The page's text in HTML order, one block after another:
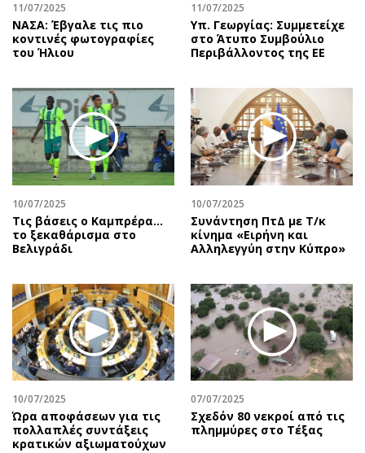
11/07/2025
ΝΑΣΑ: Έβγαλε τις πιο
κοντινές φωτογραφίες
του Ήλιου
11/07/2025
Υπ. Γεωργίας: Συμμετείχε
στο Άτυπο Συμβούλιο
Περιβάλλοντος της ΕΕ
10/07/2025
Τις βάσεις ο Καμπρέρα…
το ξεκαθάρισμα στο
Βελιγράδι
10/07/2025
Συνάντηση ΠτΔ με Τ/κ
κίνημα «Ειρήνη και
Αλληλεγγύη στην Κύπρο»
10/07/2025
Ώρα αποφάσεων για τις
πολλαπλές συντάξεις
κρατικών αξιωματούχων
07/07/2025
Σχεδόν 80 νεκροί από τις
πλημμύρες στο Τέξας